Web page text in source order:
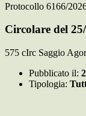
Protocollo 6166/
Circolare del
575 cIrc Saggio
Pubblicato il:
Tipologia: